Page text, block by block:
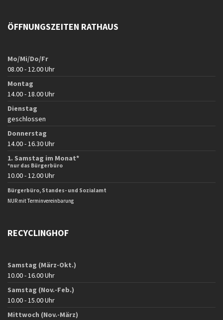
ÖFFNUNGSZEITEN RATHAUS
Mo/Mi/Do/Fr
08.00 - 12.00 Uhr
Montag
14.00 - 18.00 Uhr
Dienstag
geschlossen
Donnerstag
14.00 - 16.30 Uhr
1. Samstag im Monat*
*nur das Bürgerbüro
10.00 - 12.00 Uhr
Bürgerbüro, Standes- und Sozialamt
NUR mit Terminvereinbarung
RECYCLINGHOF
Samstag (März-Okt.)
10.00 - 16.00 Uhr
Samstag (Nov.-Feb.)
10.00 - 15.00 Uhr
Mittwoch (Nov.-März)